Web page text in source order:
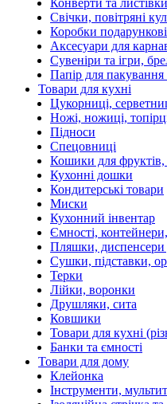
Конверти та листівки
Свічки, повітряні
Коробки подарункові
Аксесуари для
Сувеніри та ігри,
Папір для
Товари для кухні
Цукорниці,
Ножі, ножиці,
Підноси
Спецовниці
Кошики для фруктів,
Кухонні дошки
Кондитерські товари
Миски
Кухонний інвентар
Ємності,
Пляшки, диспенсери
Сушки, підставки,
Терки
Лійки, воронки
Друшляки, сита
Ковшики
Товари для кухні
Банки та ємності
Товари для дому
Клейонка
Інструменти,